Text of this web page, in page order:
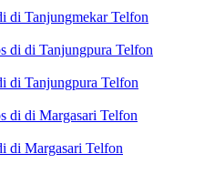
di Tanjungmekar Telfon
di Tanjungpura Telfon
di Margasari Telfon